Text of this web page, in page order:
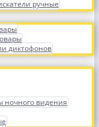
ручные
диктофонов
ночного видения